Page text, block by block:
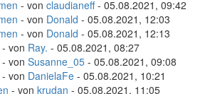
- von claudianeff- 05.08.2021, 09:42
- von Donald - 05.08.2021, 12:03
- von Donald - 05.08.2021, 12:13
- von Ray. - 05.08.2021, 08:27
- von Susanne_05 - 05.08.2021, 09:08
- von DanielaFe - 05.08.2021, 10:21
- von krudan - 05.08.2021, 11:05